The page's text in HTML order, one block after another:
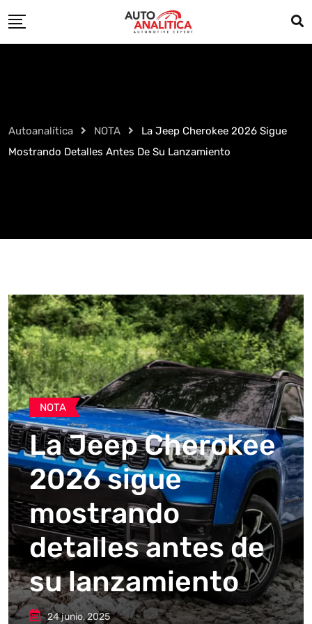
to
Autoanalítica NOTA
La Jeep Cherokee 2026 Sigue
Mostrando Detalles Antes De Su Lanzamiento
NOTA
La Jeep Cherokee
2026 sigue
mostrando
detalles antes de
su lanzamiento
24 junio, 2025